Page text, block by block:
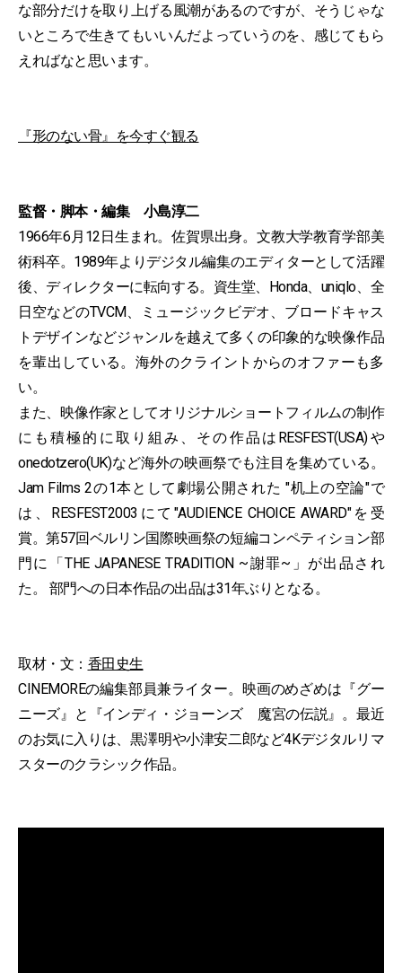
な部分だけを取り上げる風潮があるのですが、そうじゃな
いところで生きてもいいんだよっていうのを、感じてもら
えればなと思います。
『形のない骨』を今すぐ観る
監督・脚本・編集 小島淳二
1966年6月12日生まれ。佐賀県出身。文教大学教育学部美
術科卒。1989年よりデジタル編集のエディターとして活躍
後、ディレクターに転向する。資生堂、Honda、uniqlo、全
日空などのTVCM、ミュージックビデオ、ブロードキャス
トデザインなどジャンルを越えて多くの印象的な映像作品
を輩出している。海外のクライントからのオファーも多
い。
また、映像作家としてオリジナルショートフィルムの制作
にも積極的に取り組み、その作品はRESFEST(USA)や
onedotzero(UK)など海外の映画祭でも注目を集めている。
Jam Films 2の1本として劇場公開された "机上の空論"で
は、RESFEST2003にて"AUDIENCE CHOICE AWARD"を受
賞。第57回ベルリン国際映画祭の短編コンペティション部
門に「THE JAPANESE TRADITION ~謝罪~」が出品され
た。 部門への日本作品の出品は31年ぶりとなる。
取材・文： 香田史生
CINEMOREの編集部員兼ライター。映画のめざめは『グー
ニーズ』と『インディ・ジョーンズ 魔宮の伝説』。最近
のお気に入りは、黒澤明や小津安二郎など4Kデジタルリマ
スターのクラシック作品。